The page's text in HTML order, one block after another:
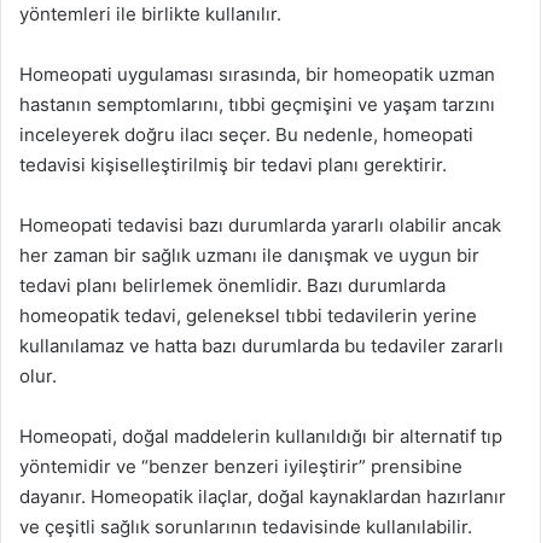
yöntemleri ile birlikte kullanılır.
Homeopati uygulaması sırasında, bir homeopatik uzman
hastanın semptomlarını, tıbbi geçmişini ve yaşam tarzını
inceleyerek doğru ilacı seçer. Bu nedenle, homeopati
tedavisi kişiselleştirilmiş bir tedavi planı gerektirir.
Homeopati tedavisi bazı durumlarda yararlı olabilir ancak
her zaman bir sağlık uzmanı ile danışmak ve uygun bir
tedavi planı belirlemek önemlidir. Bazı durumlarda
homeopatik tedavi, geleneksel tıbbi tedavilerin yerine
kullanılamaz ve hatta bazı durumlarda bu tedaviler zararlı
olur.
Homeopati, doğal maddelerin kullanıldığı bir alternatif tıp
yöntemidir ve “benzer benzeri iyileştirir” prensibine
dayanır. Homeopatik ilaçlar, doğal kaynaklardan hazırlanır
ve çeşitli sağlık sorunlarının tedavisinde kullanılabilir.